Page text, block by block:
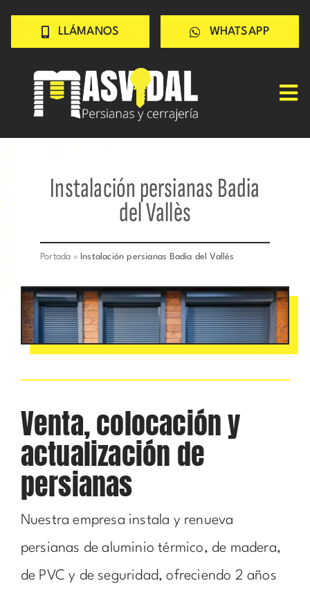
Saltar
contenido
LLÁMANOS WHATSAPP
Inicio
CERRAJERÍA
CONSEJOS
Contacto rápido
Instalación persianas Badia
del Vallès
Portada » Instalación persianas Badia del Vallès
Venta, colocación y
actualización de
persianas
Nuestra empresa instala y renueva
persianas de aluminio térmico, de madera,
de PVC y de seguridad, ofreciendo 2 años